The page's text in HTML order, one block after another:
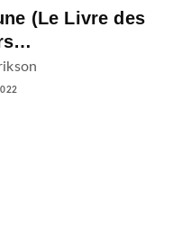
(Le Livre des